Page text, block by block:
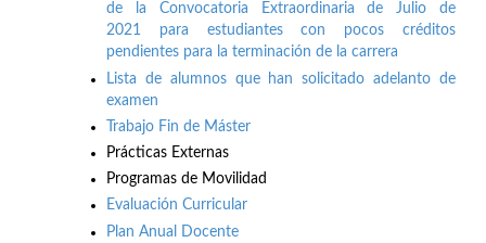
de la Convocatoria Extraordinaria de Julio de
2021 para estudiantes con pocos créditos
pendientes para la terminación de la carrera
Lista de alumnos que han solicitado adelanto de
examen
Trabajo Fin de Máster
Prácticas Externas
Programas de Movilidad
Evaluación Curricular
Plan Anual Docente